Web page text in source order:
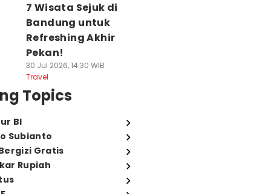
7 Wisata Sejuk di
Bandung untuk
Refreshing Akhir
Pekan!
30 Jul 2026, 14:30 WIB
Travel
Topics
BI
Subianto
Gratis
Rupiah